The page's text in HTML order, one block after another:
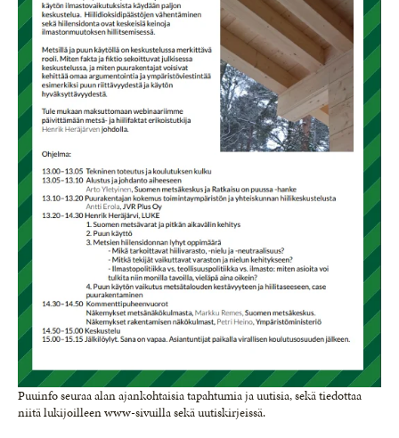
Puuinfo seuraa alan ajankohtaisia tapahtumia ja uutisia, sekä tiedottaa
niitä lukijoilleen www-sivuilla sekä uutiskirjeissä.